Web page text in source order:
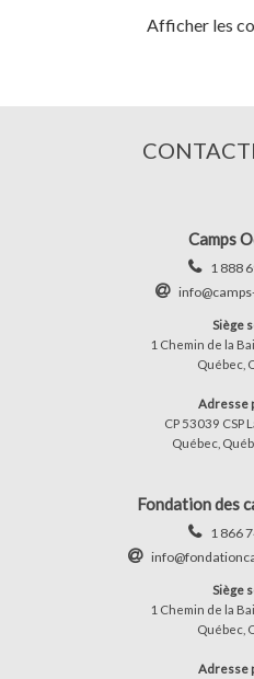
Afficher les
Camps
1 888
Siège
1 Chemin de la
Québec,
Adresse
CP 53039 CSP
Québec,
Fondation des
1 866
Siège
1 Chemin de la
Québec,
Adresse